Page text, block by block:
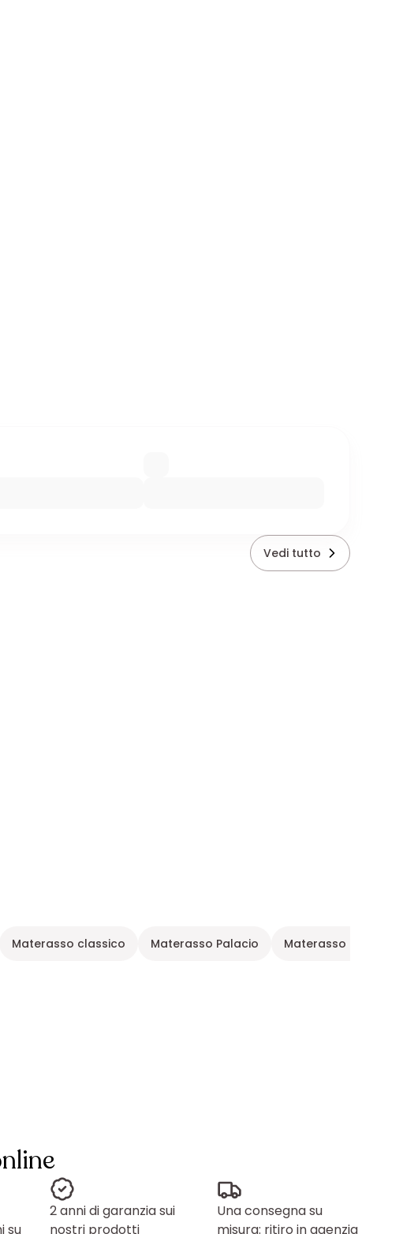
Vedi tutto
Materasso classico Materasso Palacio Materasso
su
2 anni di garanzia sui
nostri prodotti
Una consegna su
misura: ritiro in agenzia